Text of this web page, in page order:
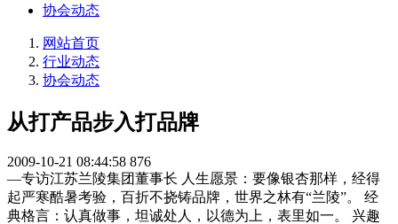
协会动态
网站首页
行业动态
协会动态
从打产品步入打品牌
2009-10-21 08:44:58 876
—专访江苏兰陵集团董事长 人生愿景：要像银杏那样，经得
起严寒酷暑考验，百折不挠铸品牌，世界之林有“兰陵”。 经
典格言：认真做事，坦诚处人，以德为上，表里如一。 兴趣